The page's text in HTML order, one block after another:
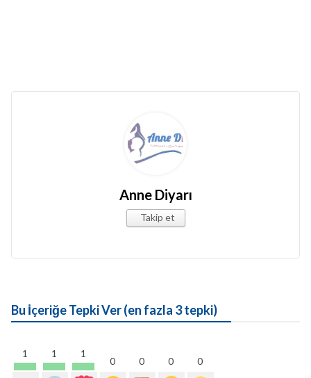
Anne Diyarı
Takip et
Bu İçeriğe Tepki Ver (en fazla 3 tepki)
1 1 1
0 0 0 0